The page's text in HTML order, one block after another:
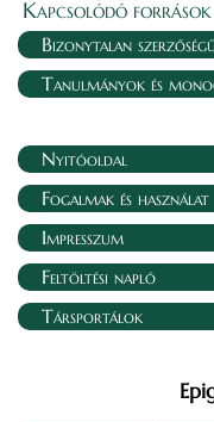
Kapcsolódó források
Bizonytalan
Tanulmányok és
Nyitóoldal
Fogalmak és használat
Impresszum
Feltöltési napló
Társportálok